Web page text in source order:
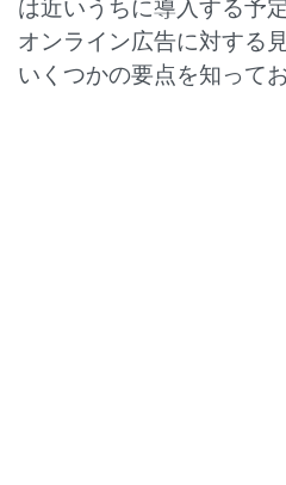
は近いうちに導入する予
オンライン広告に対する
いくつかの要点を知って